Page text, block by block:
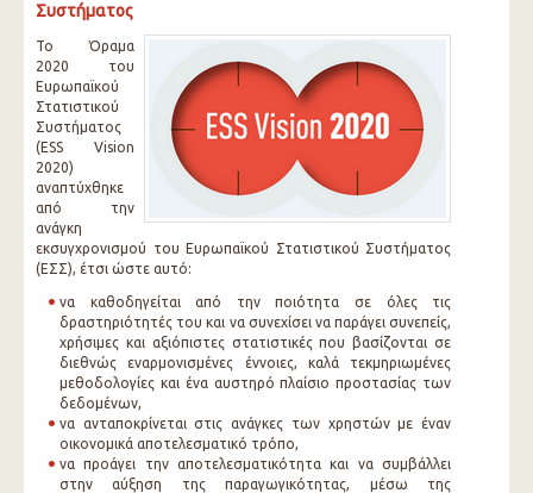
Συστήματος
Το Όραμα
2020 του
Ευρωπαϊκού
Στατιστικού
Συστήματος
(ESS Vision
2020)
αναπτύχθηκε
από την
ανάγκη
εκσυγχρονισμού του Ευρωπαϊκού Στατιστικού Συστήματος
(ΕΣΣ), έτσι ώστε αυτό:
να καθοδηγείται από την ποιότητα σε όλες τις
δραστηριότητές του και να συνεχίσει να παράγει συνεπείς,
χρήσιμες και αξιόπιστες στατιστικές που βασίζονται σε
διεθνώς εναρμονισμένες έννοιες, καλά τεκμηριωμένες
μεθοδολογίες και ένα αυστηρό πλαίσιο προστασίας των
δεδομένων,
να ανταποκρίνεται στις ανάγκες των χρηστών με έναν
οικονομικά αποτελεσματικό τρόπο,
να προάγει την αποτελεσματικότητα και να συμβάλλει
στην αύξηση της παραγωγικότητας, μέσω της